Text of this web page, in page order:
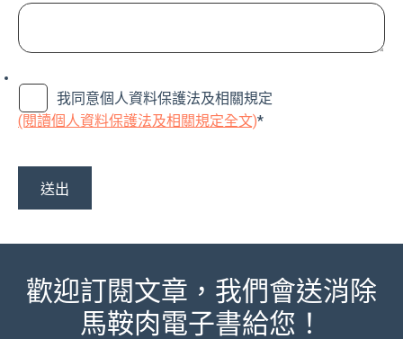
我同意個人資料保護法及相關規定
(閱讀個人資料保護法及相關規定全文)*
歡迎訂閱文章，我們會送消除
馬鞍肉電子書給您！